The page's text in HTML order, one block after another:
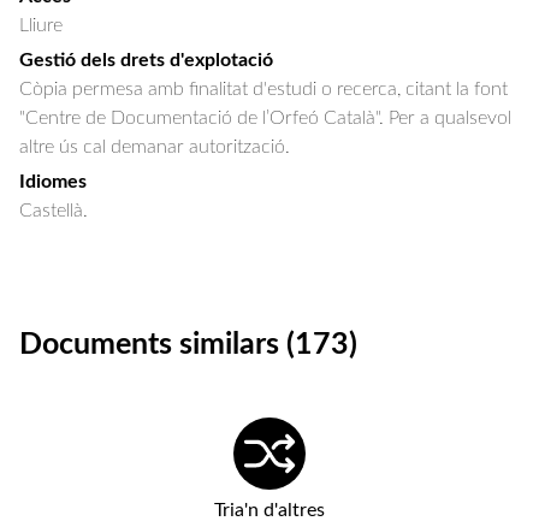
Lliure
Gestió dels drets d'explotació
Còpia permesa amb finalitat d'estudi o recerca, citant la font
"Centre de Documentació de l’Orfeó Català". Per a qualsevol
altre ús cal demanar autorització.
Idiomes
Castellà.
Documents similars (173)
Tria'n d'altres